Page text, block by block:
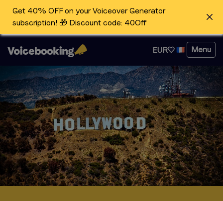
Get 40% OFF on your Voiceover Generator
subscription! 🎁 Discount code: 40Off
EUR Menu